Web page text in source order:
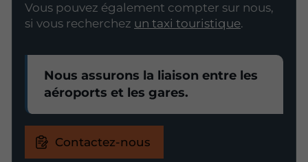
Vous pouvez également compter sur nous,
si vous recherchez un taxi touristique.
Nous assurons la liaison entre les
aéroports et les gares.
Contactez-nous